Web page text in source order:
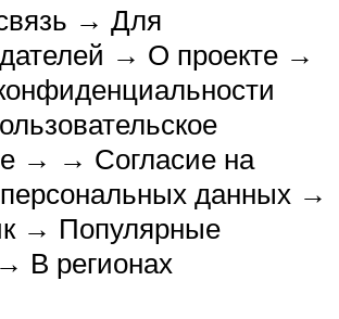
→ Для
→ О проекте →
→ → Согласие на
персональных данных →
→ Популярные
В регионах